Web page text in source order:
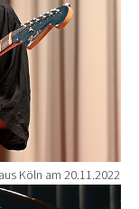
Köln am 20.11.2022